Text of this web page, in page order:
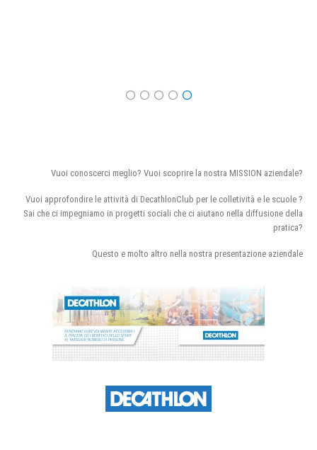
Vuoi conoscerci meglio? Vuoi scoprire la nostra MISSION aziendale?
Vuoi approfondire le attività di DecathlonClub per le colletività e le scuole ?
Sai che ci impegniamo in progetti sociali che ci aiutano nella diffusione della
pratica?
Questo e molto altro nella nostra presentazione aziendale